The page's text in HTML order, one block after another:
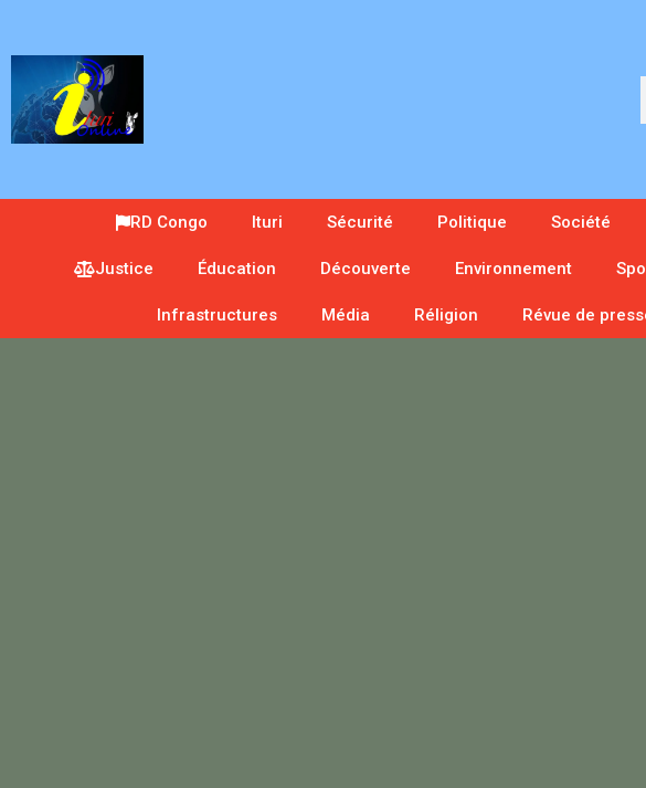
RD Congo Ituri Sécurité Politique Société
Justice Éducation Découverte Environnement
Infrastructures Média Réligion Révue de